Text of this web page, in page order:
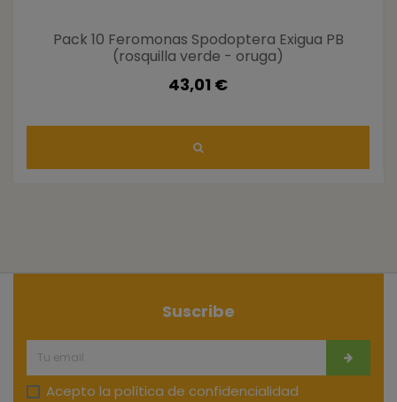
Pack 10 Feromonas Spodoptera Exigua PB
(rosquilla verde - oruga)
43,01 €
Suscribe
Acepto la política de confidencialidad